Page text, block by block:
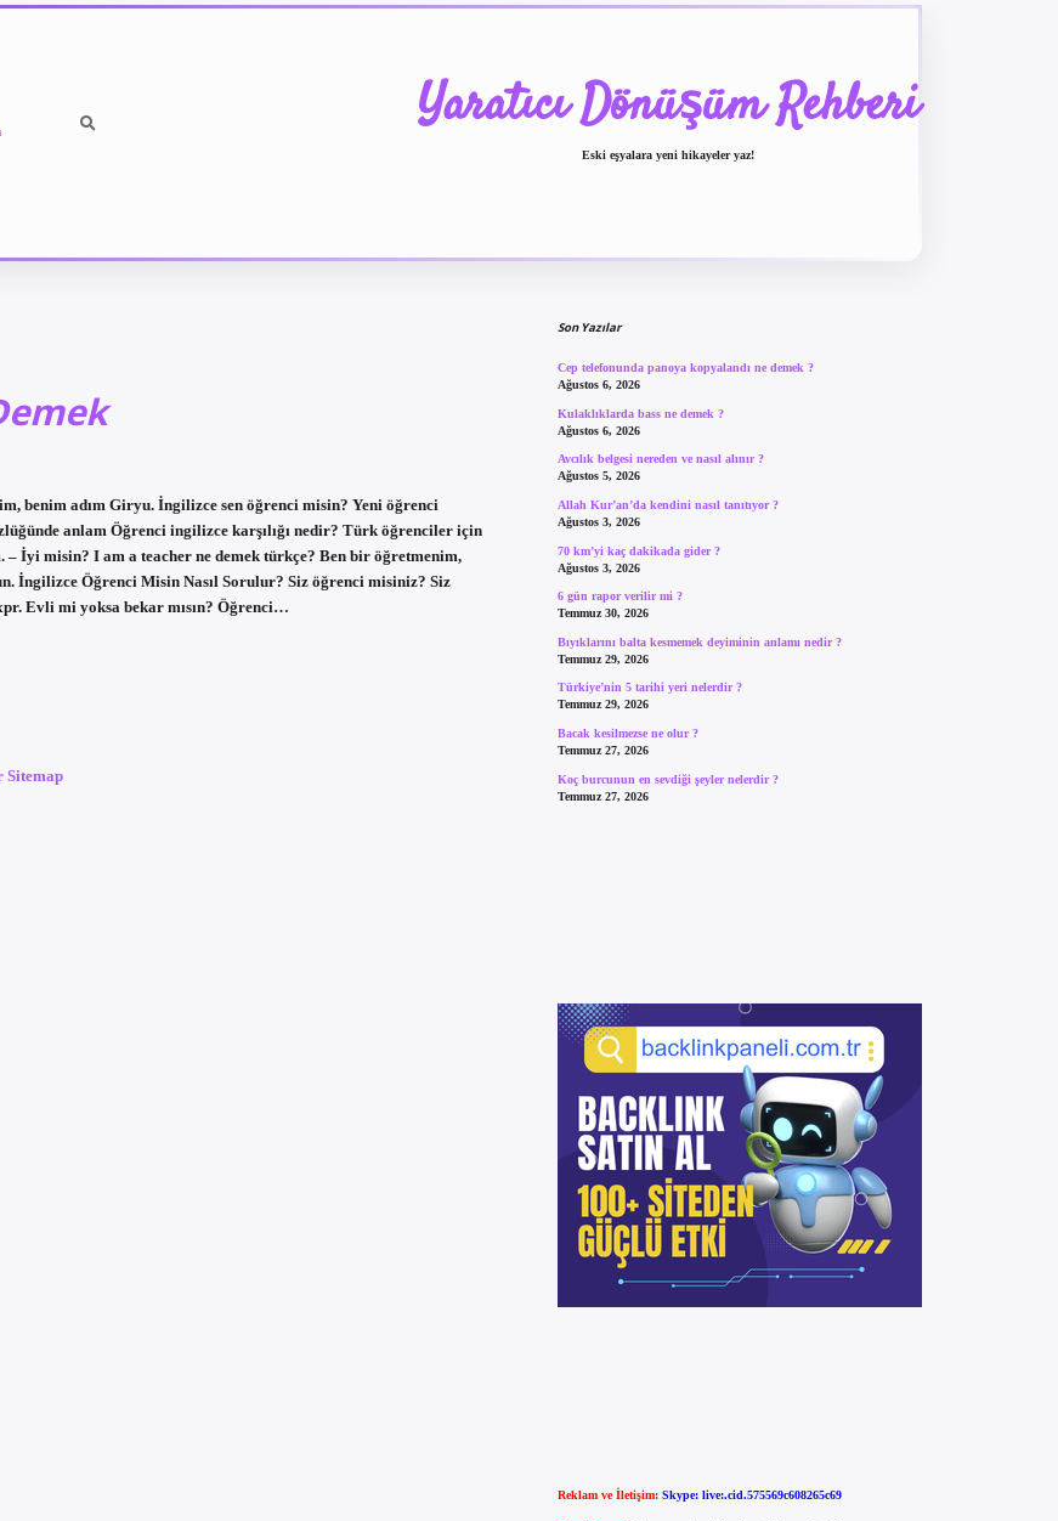
Yaratıcı Dönüşüm Rehberi
Eski eşyalara yeni hikayeler yaz!
benim adım Giryu. İngilizce sen öğrenci misin? Yeni öğrenci
anlam Öğrenci ingilizce karşılığı nedir? Türk öğrenciler için
İyi misin? I am a teacher ne demek türkçe? Ben bir öğretmenim,
İngilizce Öğrenci Misin Nasıl Sorulur? Siz öğrenci misiniz? Siz
Evli mi yoksa bekar mısın? Öğrenci…
Sitemap
Son Yazılar
Cep telefonunda panoya kopyalandı ne demek ?
Ağustos 6, 2026
Kulaklıklarda bass ne demek ?
Ağustos 6, 2026
Avcılık belgesi nereden ve nasıl alınır ?
Ağustos 5, 2026
Allah Kur’an’da kendini nasıl tanıtıyor ?
Ağustos 3, 2026
70 km’yi kaç dakikada gider ?
Ağustos 3, 2026
6 gün rapor verilir mi ?
Temmuz 30, 2026
Bıyıklarını balta kesmemek deyiminin anlamı nedir ?
Temmuz 29, 2026
Türkiye’nin 5 tarihi yeri nelerdir ?
Temmuz 29, 2026
Bacak kesilmezse ne olur ?
Temmuz 27, 2026
Koç burcunun en sevdiği şeyler nelerdir ?
Temmuz 27, 2026
Reklam ve İletişim: Skype: live:.cid.575569c608265c69